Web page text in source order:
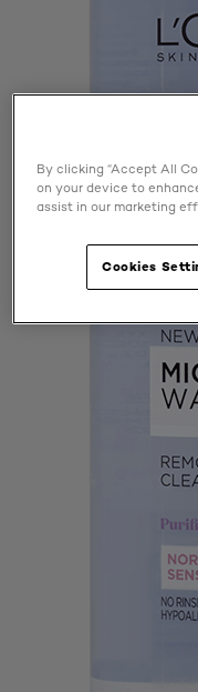
By clicking “Accept All
on your device to
assist in our marketing
Cookies